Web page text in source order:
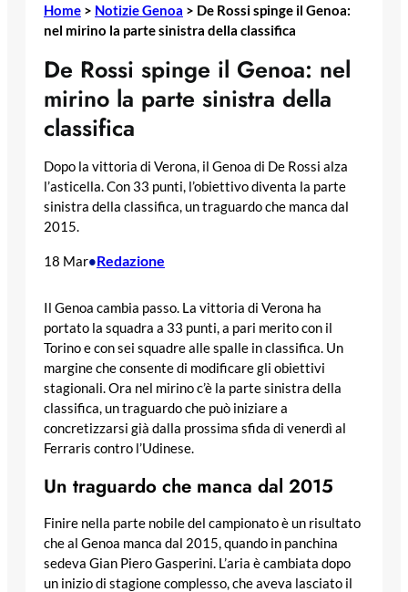
Home > Notizie Genoa > De Rossi spinge il Genoa:
nel mirino la parte sinistra della classifica
De Rossi spinge il Genoa: nel
mirino la parte sinistra della
classifica
Dopo la vittoria di Verona, il Genoa di De Rossi alza
l’asticella. Con 33 punti, l’obiettivo diventa la parte
sinistra della classifica, un traguardo che manca dal
2015.
18 Mar•Redazione
Il Genoa cambia passo. La vittoria di Verona ha
portato la squadra a 33 punti, a pari merito con il
Torino e con sei squadre alle spalle in classifica. Un
margine che consente di modificare gli obiettivi
stagionali. Ora nel mirino c’è la parte sinistra della
classifica, un traguardo che può iniziare a
concretizzarsi già dalla prossima sfida di venerdì al
Ferraris contro l’Udinese.
Un traguardo che manca dal 2015
Finire nella parte nobile del campionato è un risultato
che al Genoa manca dal 2015, quando in panchina
sedeva Gian Piero Gasperini. L’aria è cambiata dopo
un inizio di stagione complesso, che aveva lasciato il